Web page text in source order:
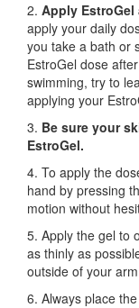
2. Apply EstroGel
apply your daily
you take a bath or
EstroGel dose
swimming, try to
applying your
3. Be sure your
EstroGel.
4. To apply the
hand by pressing
motion without
5. Apply the gel to
as thinly as
outside of your
6. Always place